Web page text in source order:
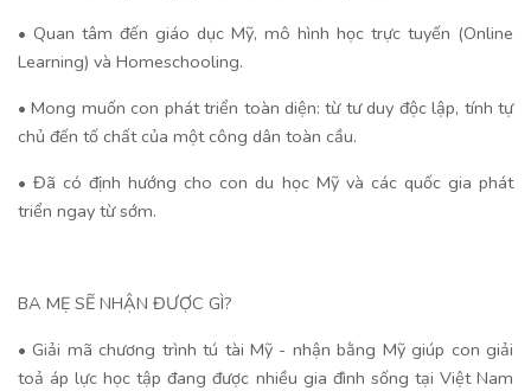
• Quan tâm đến giáo dục Mỹ, mô hình học trực tuyến (Online
Learning) và Homeschooling.
• Mong muốn con phát triển toàn diện: từ tư duy độc lập, tính tự
chủ đến tố chất của một công dân toàn cầu.
• Đã có định hướng cho con du học Mỹ và các quốc gia phát
triển ngay từ sớm.
BA MẸ SẼ NHẬN ĐƯỢC GÌ?
• Giải mã chương trình tú tài Mỹ - nhận bằng Mỹ giúp con giải
toả áp lực học tập đang được nhiều gia đình sống tại Việt Nam